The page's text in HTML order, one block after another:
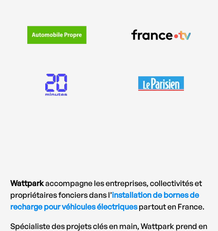
Wattparkaccompagne les entreprises, collectivités et
propriétaires fonciers dans l’installation de bornes de
recharge pour véhicules électriquespartout en France.
Spécialiste des projets clés en main, Wattpark prend en